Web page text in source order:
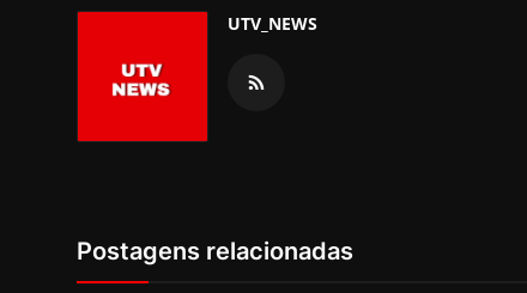
UTV_NEWS
Postagens relacionadas